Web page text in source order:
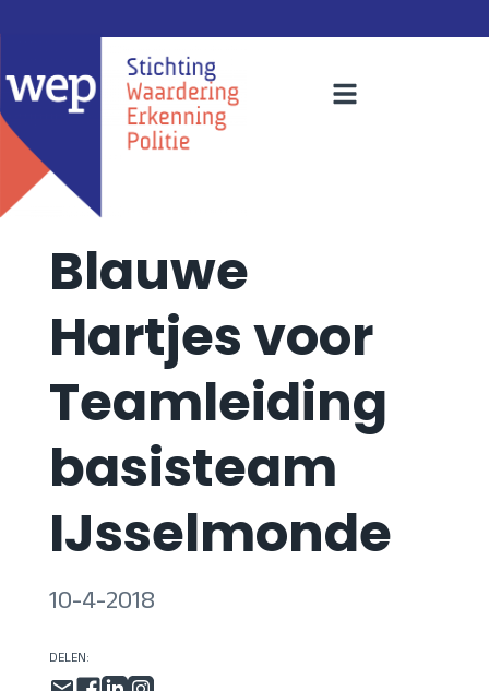
Blauwe
Hartjes voor
Teamleiding
basisteam
IJsselmonde
10-4-2018
DELEN: